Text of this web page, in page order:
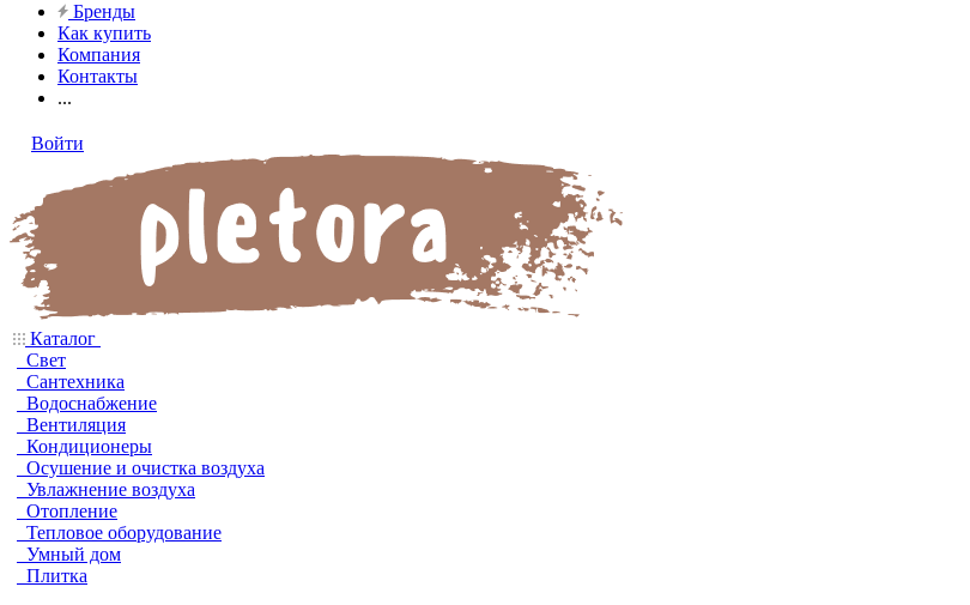
Бренды
Как купить
Компания
Контакты
...
Войти
Каталог
Свет
Сантехника
Водоснабжение
Вентиляция
Кондиционеры
Осушение и очистка воздуха
Увлажнение воздуха
Отопление
Тепловое оборудование
Умный дом
Плитка